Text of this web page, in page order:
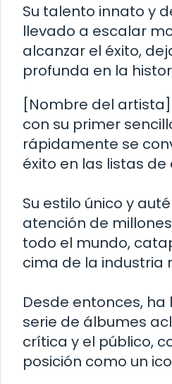
Su talento innato y
llevado a escalar
alcanzar el éxito,
profunda en la
[Nombre del
con su primer
rápidamente se
éxito en las listas de
Su estilo único y
atención de
todo el mundo,
cima de la industria
Desde entonces, ha
serie de álbumes
crítica y el público,
posición como un